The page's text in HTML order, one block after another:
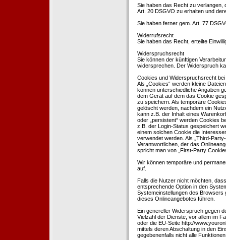
Sie haben das Recht zu verlangen,
Art. 20 DSGVO zu erhalten und
Sie haben ferner gem. Art. 77
Widerrufsrecht
Sie haben das Recht, erteilte
Widerspruchsrecht
Sie können der künftigen
widersprechen. Der Widerspruch
Cookies und Widerspruchsrecht
Als „Cookies“ werden kleine
können unterschiedliche Angaben
dem Gerät auf dem das Cookie
zu speichern. Als temporäre
gelöscht werden, nachdem ein
kann z.B. der Inhalt eines
oder „persistent“ werden Cookies
z.B. der Login-Status gespeichert
einem solchen Cookie die
verwendet werden. Als „Third-
Verantwortlichen, der das
spricht man von „First-Party
Wir können temporäre und
auf.
Falls die Nutzer nicht möchten,
entsprechende Option in den
Systemeinstellungen des
dieses Onlineangebotes führen.
Ein genereller Widerspruch gegen
Vielzahl der Dienste, vor allem im
oder die EU-Seite http://
mittels deren Abschaltung in den
gegebenenfalls nicht alle